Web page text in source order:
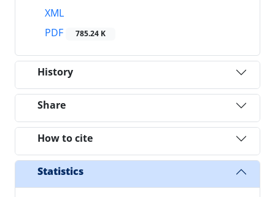
XML
PDF
785.24 K
History
Share
How to cite
Statistics